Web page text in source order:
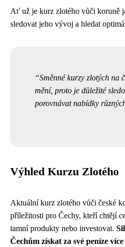
Ať už je kurz zlotého vůči koruně
sledovat jeho vývoj a hledat
Směnné kurzy zlotých na
mění, proto je důležité
porovnávat nabídky
Výhled Kurzu Zlotého
Aktuální kurz zlotého vůči české
příležitosti pro Čechy, kteří chtějí
tamní produkty nebo investovat.
Čechům získat za své peníze